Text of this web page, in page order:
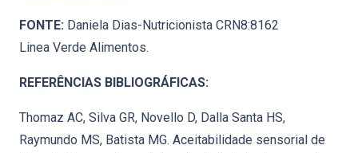
FONTE: Daniela Dias-Nutricionista CRN8:8162
Linea Verde Alimentos.
REFERÊNCIAS BIBLIOGRÁFICAS:
Thomaz AC, Silva GR, Novello D, Dalla Santa HS,
Raymundo MS, Batista MG. Aceitabilidade sensorial de